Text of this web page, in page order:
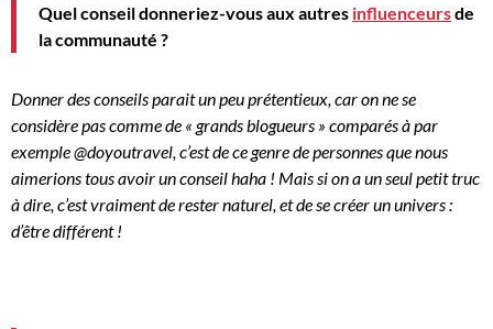
Quel conseil donneriez-vous aux autres influenceursde
la communauté ?
Donner des conseils parait un peu prétentieux, car on ne se
considère pas comme de « grands blogueurs » comparés àpar
exemple@doyoutravel, c’est de ce genre de personnes que nous
aimerions tous avoir un conseilhaha ! Mais si on a un seul petit truc
à dire, c’est vraiment de rester naturel, et de se créer un univers :
d’être différent !